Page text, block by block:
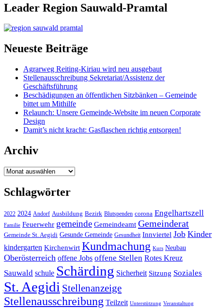
Leader Region Sauwald-Pramtal
Neueste Beiträge
Agrarweg Reiting-Kiriau wird neu ausgebaut
Stellenausschreibung Sekretariat/Assistenz der
Geschäftsführung
Beschädigungen an öffentlichen Sitzbänken – Gemeinde
bittet um Mithilfe
Relaunch: Unsere Gemeinde-Website im neuen Corporate
Design
Damit’s nicht kracht: Gasflaschen richtig entsorgen!
Archiv
Archiv
Schlagwörter
2022 2024 Andorf Ausbildung Bezirk Blutspenden corona Engelhartszell
Familie Feuerwehr gemeinde Gemeindeamt Gemeinderat
Gemeinde St. Aegidi Gesunde Gemeinde Gesundheit Innviertel Job Kinder
kindergarten Kirchenwirt Kundmachung Kurs Neubau
Oberösterreich offene Jobs offene Stellen Rotes Kreuz
Sauwald schule Schärding Sicherheit Sitzung Soziales
St. Aegidi Stellenanzeige
Stellenausschreibung Teilzeit Unterstützung Veranstaltung